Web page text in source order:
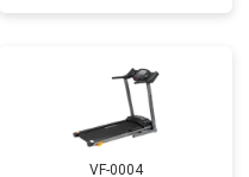
VF-0004